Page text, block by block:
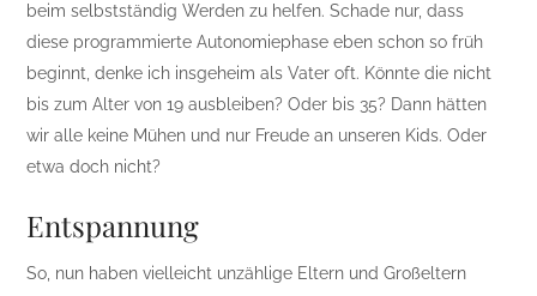
beim selbstständig Werden zu helfen. Schade nur, dass
diese programmierte Autonomiephase eben schon so früh
beginnt, denke ich insgeheim als Vater oft. Könnte die nicht
bis zum Alter von 19 ausbleiben? Oder bis 35? Dann hätten
wir alle keine Mühen und nur Freude an unseren Kids. Oder
etwa doch nicht?
Entspannung
So, nun haben vielleicht unzählige Eltern und Großeltern